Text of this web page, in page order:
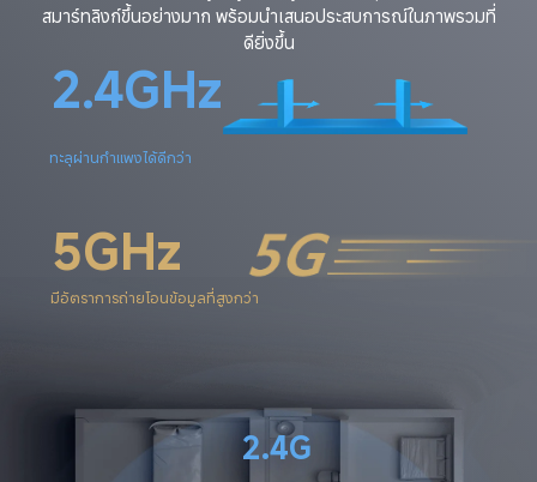
สมาร์ทลิงก์ขึ้นอย่างมาก พร้อมนำเสนอประสบการณ์ในภาพรวมที่
ดียิ่งขึ้น
2.4GHz
ทะลุผ่านกำแพงได้ดีกว่า
5GHz
มีอัตราการถ่ายโอนข้อมูลที่สูงกว่า
2.4G